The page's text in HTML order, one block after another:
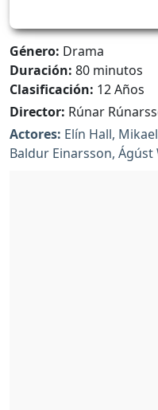
Género: Drama
Duración: 80 minutos
Clasificación: 12 Años
Director: Rúnar
Actores: Elín Hall,
Baldur Einarsson,